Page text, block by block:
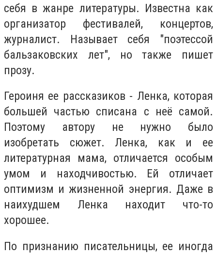
себя в жанре литературы. Известна как
организатор фестивалей, концертов,
журналист. Называет себя "поэтессой
бальзаковских лет", но также пишет
прозу.
Героиня ее рассказиков - Ленка, которая
большей частью списана с неё самой.
Поэтому автору не нужно было
изобретать сюжет. Ленка, как и ее
литературная мама, отличается особым
умом и находчивостью. Ей отличает
оптимизм и жизненной энергия. Даже в
наихудшем Ленка находит что-то
хорошее.
По признанию писательницы, ее иногда